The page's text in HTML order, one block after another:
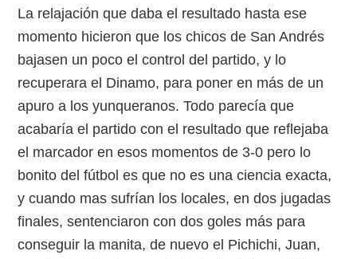
La relajación que daba el resultado hasta ese
momento hicieron que los chicos de San Andrés
bajasen un poco el control del partido, y lo
recuperara el Dinamo, para poner en más de un
apuro a los yunqueranos. Todo parecía que
acabaría el partido con el resultado que reflejaba
el marcador en esos momentos de 3-0 pero lo
bonito del fútbol es que no es una ciencia exacta,
y cuando mas sufrían los locales, en dos jugadas
finales, sentenciaron con dos goles más para
conseguir la manita, de nuevo el Pichichi, Juan,